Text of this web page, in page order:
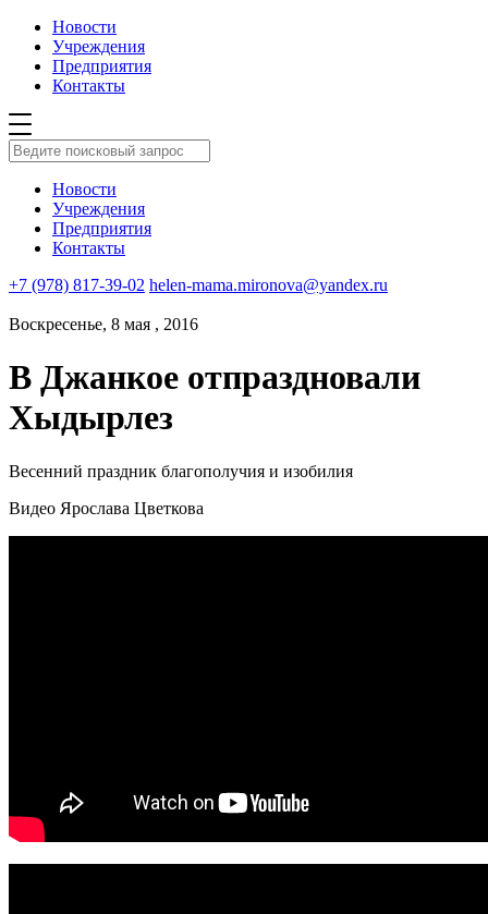
Новости
Учреждения
Предприятия
Контакты
Новости
Учреждения
Предприятия
Контакты
+7 (978) 817-39-02 helen-mama.mironova@yandex.ru
Воскресенье, 8 мая , 2016
В Джанкое отпраздновали
Хыдырлез
Весенний праздник благополучия и изобилия
Видео Ярослава Цветкова